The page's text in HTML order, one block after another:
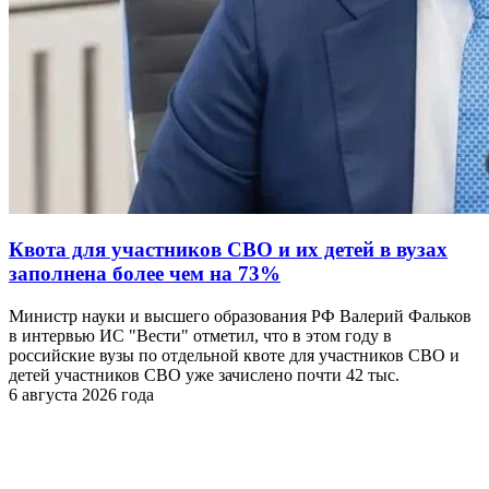
Квота для участников СВО и их детей в вузах
заполнена более чем на 73%
Министр науки и высшего образования РФ Валерий Фальков
в интервью ИС "Вести" отметил, что в этом году в
российские вузы по отдельной квоте для участников СВО и
детей участников СВО уже зачислено почти 42 тыс.
6 августа 2026 года